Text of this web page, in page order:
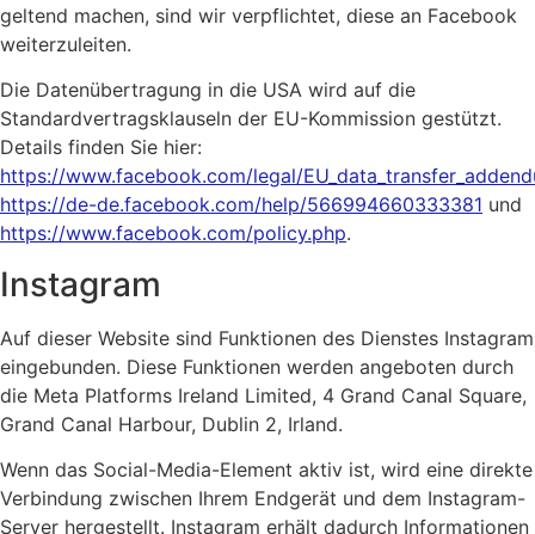
geltend machen, sind wir verpflichtet, diese an Facebook
weiterzuleiten.
Die Datenübertragung in die USA wird auf die
Standardvertragsklauseln der EU-Kommission gestützt.
Details finden Sie hier:
https://www.facebook.com/legal/
https://de-de.facebook.com/help/566994660333381 und
https://www.facebook.com/policy.php.
Instagram
Auf dieser Website sind Funktionen des Dienstes Instagram
eingebunden. Diese Funktionen werden angeboten durch
die Meta Platforms Ireland Limited, 4 Grand Canal Square,
Grand Canal Harbour, Dublin 2, Irland.
Wenn das Social-Media-Element aktiv ist, wird eine direkte
Verbindung zwischen Ihrem Endgerät und dem Instagram-
Server hergestellt. Instagram erhält dadurch Informationen